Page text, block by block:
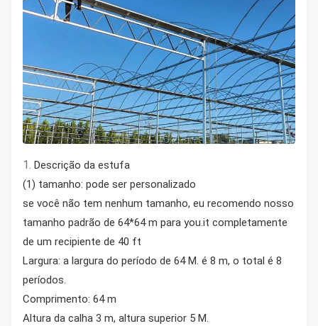
1. Descrição da estufa
(1) tamanho: pode ser personalizado
se você não tem nenhum tamanho, eu recomendo nosso
tamanho padrão de 64*64 m para you.it completamente
de um recipiente de 40 ft
Largura: a largura do período de 64 M. é 8 m, o total é 8
períodos.
Comprimento: 64 m
Altura da calha 3 m, altura superior 5 M.